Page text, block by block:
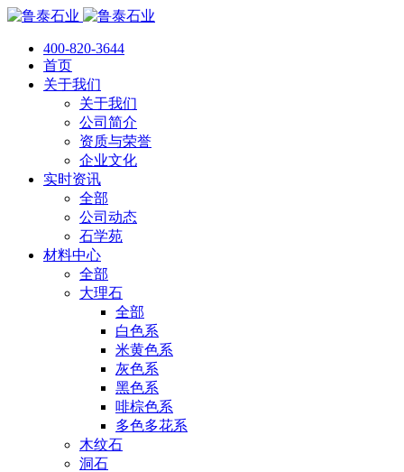
400-820-3644
首页
关于我们
关于我们
公司简介
资质与荣誉
企业文化
实时资讯
全部
公司动态
石学苑
材料中心
全部
大理石
全部
白色系
米黄色系
灰色系
黑色系
啡棕色系
多色多花系
木纹石
洞石